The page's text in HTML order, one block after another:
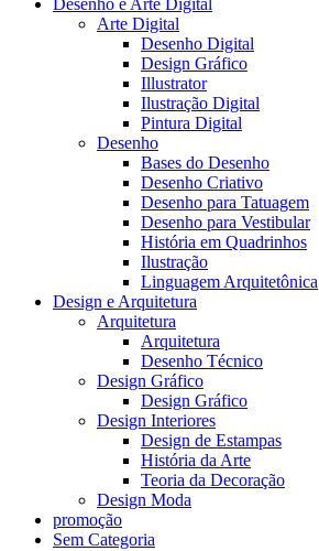
Desenho e Arte Digital
Arte Digital
Desenho Digital
Design Gráfico
Illustrator
Ilustração Digital
Pintura Digital
Desenho
Bases do Desenho
Desenho Criativo
Desenho para Tatuagem
Desenho para Vestibular
História em Quadrinhos
Ilustração
Linguagem Arquitetônica
Design e Arquitetura
Arquitetura
Arquitetura
Desenho Técnico
Design Gráfico
Design Gráfico
Design Interiores
Design de Estampas
História da Arte
Teoria da Decoração
Design Moda
promoção
Sem Categoria